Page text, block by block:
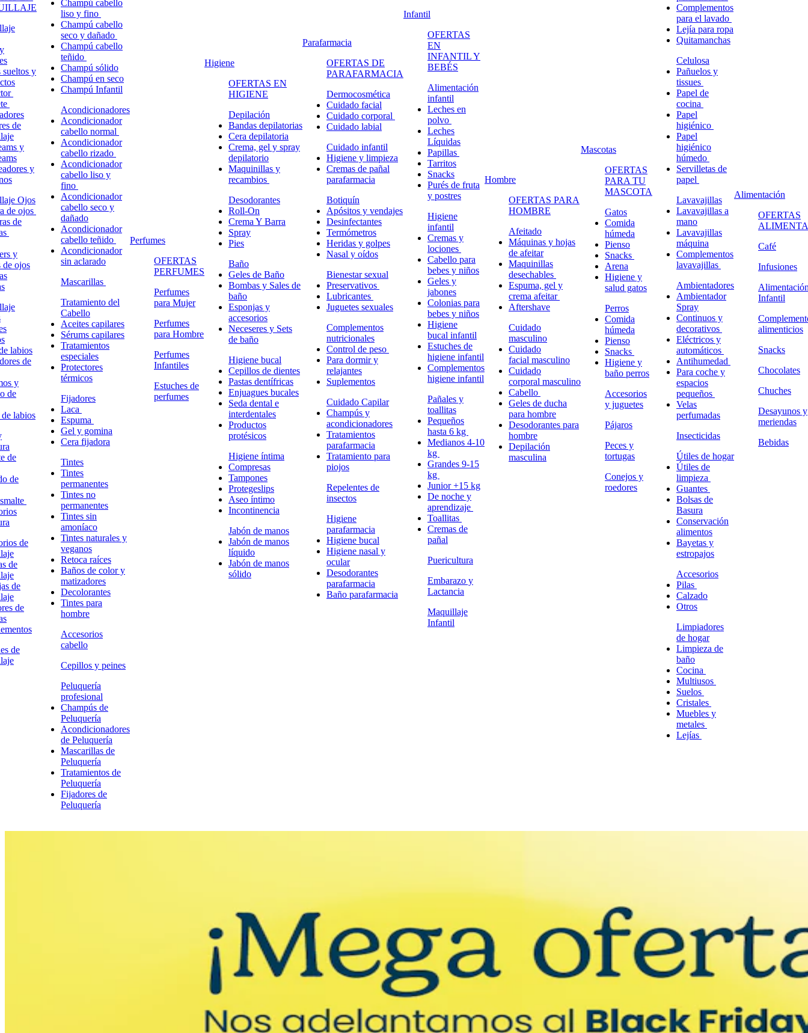
sueltos y
de
y
y
Ojos
de ojos
de
y
de ojos
labios
de
y
de
labios
de
de
de
de
de
de
de
Champú cabello
liso y fino
Champú cabello
seco y dañado
Champú cabello
teñido
Champú sólido
Champú en seco
Champú Infantil
Acondicionadores
Acondicionador
cabello normal
Acondicionador
cabello rizado
Acondicionador
cabello liso y
fino
Acondicionador
cabello seco y
dañado
Acondicionador
cabello teñido
Acondicionador
sin aclarado
Mascarillas
Tratamiento del
Cabello
Aceites capilares
Sérums capilares
Tratamientos
especiales
Protectores
térmicos
Fijadores
Laca
Espuma
Gel y gomina
Cera fijadora
Tintes
Tintes
permanentes
Tintes no
permanentes
Tintes sin
amoníaco
Tintes naturales y
veganos
Retoca raíces
Baños de color y
matizadores
Decolorantes
Tintes para
hombre
Accesorios
cabello
Cepillos y peines
Peluquería
profesional
Champús de
Peluquería
Acondicionadores
de Peluquería
Mascarillas de
Peluquería
Tratamientos de
Peluquería
Fijadores de
Peluquería
Perfumes
OFERTAS
PERFUMES
Perfumes
para Mujer
Perfumes
para Hombre
Perfumes
Infantiles
Estuches de
perfumes
Higiene
OFERTAS EN
HIGIENE
Depilación
Bandas depilatorias
Cera depilatoria
Crema, gel y spray
depilatorio
Maquinillas y
recambios
Desodorantes
Roll-On
Crema Y Barra
Spray
Pies
Baño
Geles de Baño
Bombas y Sales de
baño
Esponjas y
accesorios
Neceseres y Sets
de baño
Higiene bucal
Cepillos de dientes
Pastas dentífricas
Enjuagues bucales
Seda dental e
interdentales
Productos
protésicos
Higiene íntima
Compresas
Tampones
Protegeslips
Aseo íntimo
Incontinencia
Jabón de manos
Jabón de manos
líquido
Jabón de manos
sólido
Parafarmacia
OFERTAS DE
PARAFARMACIA
Dermocosmética
Cuidado facial
Cuidado corporal
Cuidado labial
Cuidado infantil
Higiene y limpieza
Cremas de pañal
parafarmacia
Botiquín
Apósitos y vendajes
Desinfectantes
Termómetros
Heridas y golpes
Nasal y oídos
Bienestar sexual
Preservativos
Lubricantes
Juguetes sexuales
Complementos
nutricionales
Control de peso
Para dormir y
relajantes
Suplementos
Cuidado Capilar
Champús y
acondicionadores
Tratamientos
parafarmacia
Tratamiento para
piojos
Repelentes de
insectos
Higiene
parafarmacia
Higiene bucal
Higiene nasal y
ocular
Desodorantes
parafarmacia
Baño parafarmacia
Infantil
OFERTAS
EN
INFANTIL Y
BEBÉS
Alimentación
infantil
Leches en
polvo
Leches
Líquidas
Papillas
Tarritos
Snacks
Purés de fruta
y postres
Higiene
infantil
Cremas y
lociones
Cabello para
bebes y niños
Geles y
jabones
Colonias para
bebes y niños
Higiene
bucal infantil
Estuches de
higiene infantil
Complementos
higiene infantil
Pañales y
toallitas
Pequeños
hasta 6 kg
Medianos 4-10
kg
Grandes 9-15
kg
Junior +15 kg
De noche y
aprendizaje
Toallitas
Cremas de
pañal
Puericultura
Embarazo y
Lactancia
Maquillaje
Infantil
Hombre
OFERTAS PARA
HOMBRE
Afeitado
Máquinas y hojas
de afeitar
Maquinillas
desechables
Espuma, gel y
crema afeitar
Aftershave
Cuidado
masculino
Cuidado
facial masculino
Cuidado
corporal masculino
Cabello
Geles de ducha
para hombre
Desodorantes para
hombre
Depilación
masculina
Mascotas
OFERTAS
PARA TU
MASCOTA
Gatos
Comida
húmeda
Pienso
Snacks
Arena
Higiene y
salud gatos
Perros
Comida
húmeda
Pienso
Snacks
Higiene y
baño perros
Accesorios
y juguetes
Pájaros
Peces y
tortugas
Conejos y
roedores
Complementos
para el lavado
Lejía para ropa
Quitamanchas
Celulosa
Pañuelos y
tissues
Papel de
cocina
Papel
higiénico
Papel
higiénico
húmedo
Servilletas de
papel
Lavavajillas
Lavavajillas a
mano
Lavavajillas
máquina
Complementos
lavavajillas
Ambientadores
Ambientador
Spray
Continuos y
decorativos
Eléctricos y
automáticos
Antihumedad
Para coche y
espacios
pequeños
Velas
perfumadas
Insecticidas
Útiles de hogar
Útiles de
limpieza
Guantes
Bolsas de
Basura
Conservación
alimentos
Bayetas y
estropajos
Accesorios
Pilas
Calzado
Otros
Limpiadores
de hogar
Limpieza de
baño
Cocina
Multiusos
Suelos
Cristales
Muebles y
metales
Lejías
Alimentación
OFERTAS
Café
Infusiones
Infantil
alimenticios
Snacks
Chocolates
Chuches
Desayunos y
meriendas
Bebidas